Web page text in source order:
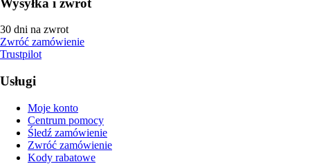
30 dni na zwrot
Zwróć zamówienie
Trustpilot
Usługi
Moje konto
Centrum pomocy
Śledź zamówienie
Zwróć zamówienie
Kody rabatowe